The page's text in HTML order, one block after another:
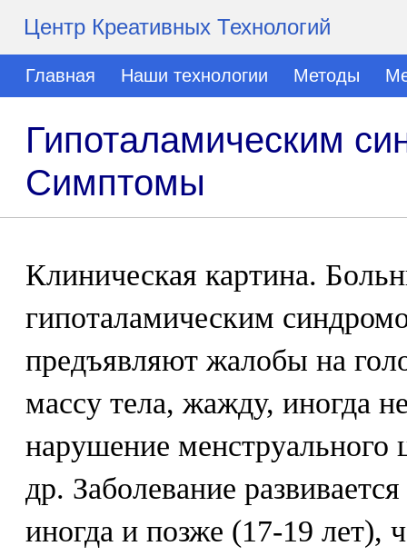
Центр Креативных Технологий
Главная Наши технологии Методы
Гипоталамическим
Симптомы
Клиническая картина.
гипоталамическим
предъявляют жалобы на
массу тела, жажду, иногда
нарушение менструального
др. Заболевание
иногда и позже (17-19 лет),